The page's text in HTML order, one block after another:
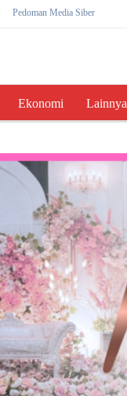
Pedoman Media Siber
Ekonomi Lainnya